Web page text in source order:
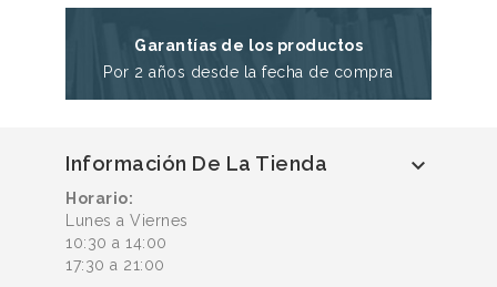
Garantías de los productos
Por 2 años desde la fecha de compra
Información De La Tienda 
Horario:
Lunes a Viernes
10:30 a 14:00
17:30 a 21:00